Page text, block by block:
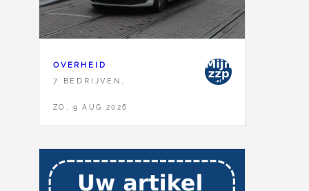
OVERHEID
7 BEDRIJVEN,
ZO, 9 AUG 2026